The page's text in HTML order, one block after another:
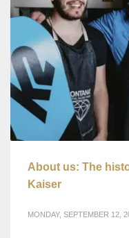
About us: The
Kaiser
MONDAY, SEPTEMBER 12,